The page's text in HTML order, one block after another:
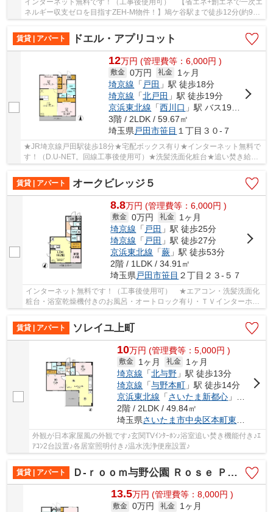
インターネット無料です！（工事後使用可） 【省エネ+創エネで一次エ
ネルギー収支ゼロを目指すZEH-M物件！】鳩ケ谷駅まで徒歩12分(約960
賃貸 | アパート
ドエル・アプリコット
12万円 (管理費等：6,000円 )
敷金 0万円 礼金
1ヶ月
埼京線 「 戸田 」駅 徒歩18分
埼京線 「北戸田 」駅 徒歩19分
京浜東北線 「西川口 」駅 バス19分 「山宮橋」 停歩5分
3階 / 2LDK / 59.67㎡
埼玉県 戸田市笹目 １丁目３０-７
★JR埼京線戸田駅徒歩18分★宅配ボックス有り★インターネット無料で
す！（D.U-NET。回線工事後使用可）★洗髪洗面化粧台★追い焚き給湯
賃貸 | アパート
オークビレッジ５
8.8万円 (管理費等：6,000円 )
敷金 0万円 礼金
1ヶ月
埼京線 「 戸田 」駅 徒歩25分
埼京線 「 戸田 」駅 徒歩27分
京浜東北線 「蕨 」駅 徒歩53分
2階 / 1LDK / 34.91㎡
埼玉県 戸田市笹目 ２丁目２３-５７
インターネット無料です！（工事後使用可） ★エアコン・洗髪洗面化
粧台・浴室乾燥機付きのお風呂・オートロック有り・ＴＶインターホ
ン・ホームセキュリティ導入物件★
賃貸 | アパート
ソレイユ上町
10万円 (管理費等：5,000円 )
敷金 1ヶ月 礼金
1ヶ月
埼京線 「北与野 」駅 徒歩13分
埼京線 「与野本町 」駅 徒歩14分
京浜東北線 「さいたま新都心 」駅 徒歩24分
2階 / 2LDK / 49.84㎡
埼玉県さいたま市中央区本町東
外観が日本家屋風の外観です♪玄関TVｲﾝﾀｰﾎﾝ♪浴室追い焚き機能付き♪ｴ
ｱｺﾝ2台設置♪各居室照明付き♪温水洗浄便座設置♪
賃貸 | アパート Ｄ-ｒｏｏｍ与野公園 Ｒｏｓｅ Ｐａｒｋ
13.5万円 (管理費等：8,000円 )
敷金 0万円 礼金
1ヶ月